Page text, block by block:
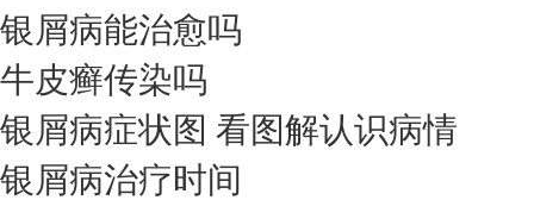
银屑病能治愈吗
牛皮癣传染吗
银屑病症状图 看图解认识病情
银屑病治疗时间